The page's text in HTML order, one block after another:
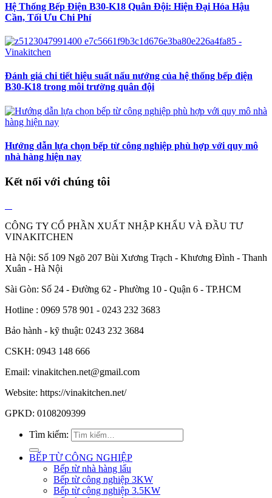
Hệ Thống Bếp Điện B30-K18 Quân Đội: Hiện Đại Hóa Hậu
Cần, Tối Ưu Chi Phí
Đánh giá chi tiết hiệu suất nấu nướng của hệ thống bếp điện
B30-K18 trong môi trường quân đội
Hướng dẫn lựa chọn bếp từ công nghiệp phù hợp với quy mô
nhà hàng hiện nay
Kết nối với chúng tôi
CÔNG TY CỔ PHẦN XUẤT NHẬP KHẨU VÀ ĐẦU TƯ
VINAKITCHEN
Hà Nội: Số 109 Ngõ 207 Bùi Xương Trạch - Khương Đình - Thanh
Xuân - Hà Nội
Sài Gòn: Số 24 - Đường 62 - Phường 10 - Quận 6 - TP.HCM
Hotline : 0969 578 901 - 0243 232 3683
Bảo hành - kỹ thuật: 0243 232 3684
CSKH: 0943 148 666
Email: vinakitchen.net@gmail.com
Website: https://vinakitchen.net/
GPKD: 0108209399
Tìm kiếm:
BẾP TỪ CÔNG NGHIỆP
Bếp từ nhà hàng lẩu
Bếp từ công nghiệp 3KW
Bếp từ công nghiệp 3.5KW